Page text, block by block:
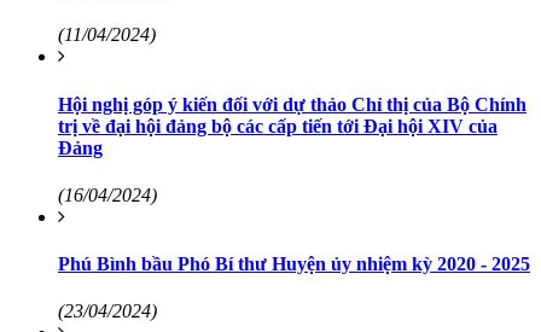
(11/04/2024)
Hội nghị góp ý kiến đối với dự thảo Chỉ thị của Bộ Chính
trị về đại hội đảng bộ các cấp tiến tới Đại hội XIV của
Đảng
(16/04/2024)
Phú Bình bầu Phó Bí thư Huyện ủy nhiệm kỳ 2020 - 2025
(23/04/2024)